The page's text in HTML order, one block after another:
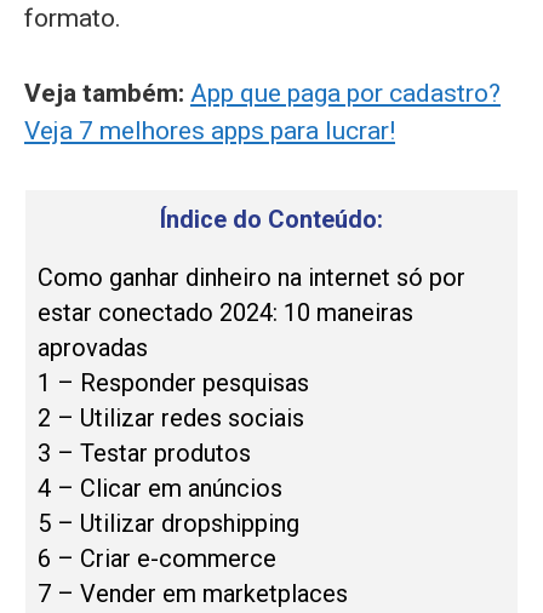
formato.
Veja também: App que paga por cadastro?
Veja 7 melhores apps para lucrar!
Índice do Conteúdo:
Como ganhar dinheiro na internet só por
estar conectado 2024: 10 maneiras
aprovadas
1 – Responder pesquisas
2 – Utilizar redes sociais
3 – Testar produtos
4 – Clicar em anúncios
5 – Utilizar dropshipping
6 – Criar e-commerce
7 – Vender em marketplaces